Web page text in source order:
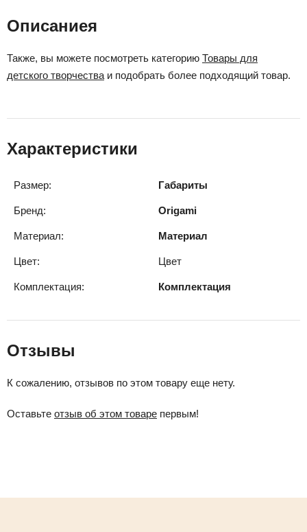
Описаниея
Также, вы можете посмотреть категорию Товары для
детского творчества и подобрать более подходящий товар.
Характеристики
Размер: Габариты
Бренд: Origami
Материал: Материал
Цвет: Цвет
Комплектация: Комплектация
Отзывы
К сожалению, отзывов по этом товару еще нету.
Оставьте отзыв об этом товаре первым!